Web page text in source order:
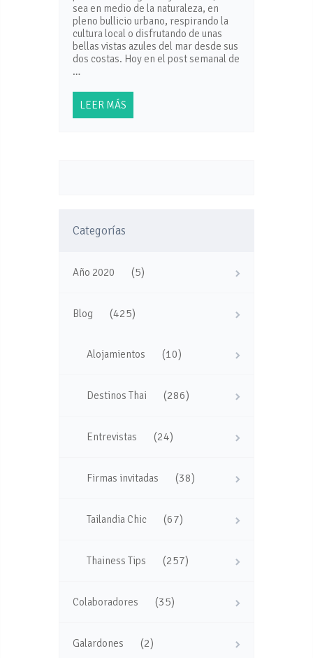
sea en medio de la naturaleza, en
pleno bullicio urbano, respirando la
cultura local o disfrutando de unas
bellas vistas azules del mar desde sus
dos costas. Hoy en el post semanal de
…
LEER MÁS
Categorías
Año 2020 (5)
Blog (425)
Alojamientos (10)
Destinos Thai (286)
Entrevistas (24)
Firmas invitadas (38)
Tailandia Chic (67)
Thainess Tips (257)
Colaboradores (35)
Galardones (2)